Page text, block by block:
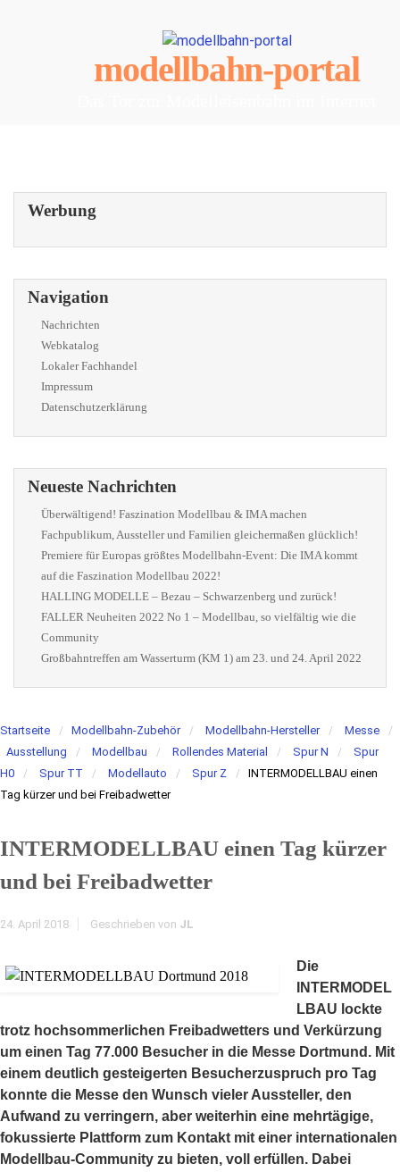
modellbahn-portal
Werbung
Navigation
Nachrichten
Webkatalog
Lokaler Fachhandel
Impressum
Datenschutzerklärung
Neueste Nachrichten
Überwältigend! Faszination Modellbau & IMA machen
Fachpublikum, Aussteller und Familien gleichermaßen glücklich!
Premiere für Europas größtes Modellbahn-Event: Die IMA kommt
auf die Faszination Modellbau 2022!
HALLING MODELLE – Bezau – Schwarzenberg und zurück!
FALLER Neuheiten 2022 No 1 – Modellbau, so vielfältig wie die
Community
Großbahntreffen am Wasserturm (KM 1) am 23. und 24. April 2022
Startseite Modellbahn-Zubehör Modellbahn-Hersteller
Messe
Ausstellung
Modellbau Rollendes Material Spur N
Spur
H0
Spur TT Modellauto Spur Z
INTERMODELLBAU einen
Tag kürzer und bei Freibadwetter
INTERMODELLBAU einen Tag kürzer
und bei Freibadwetter
24. April 2018 Geschrieben von JL
Die
INTERMODEL
LBAU lockte
trotz hochsommerlichen Freibadwetters und Verkürzung
um einen Tag 77.000 Besucher in die Messe Dortmund. Mit
einem deutlich gesteigerten Besucherzuspruch pro Tag
konnte die Messe den Wunsch vieler Aussteller, den
Aufwand zu verringern, aber weiterhin eine mehrtägige,
fokussierte Plattform zum Kontakt mit einer internationalen
Modellbau-Community zu bieten, voll erfüllen. Dabei